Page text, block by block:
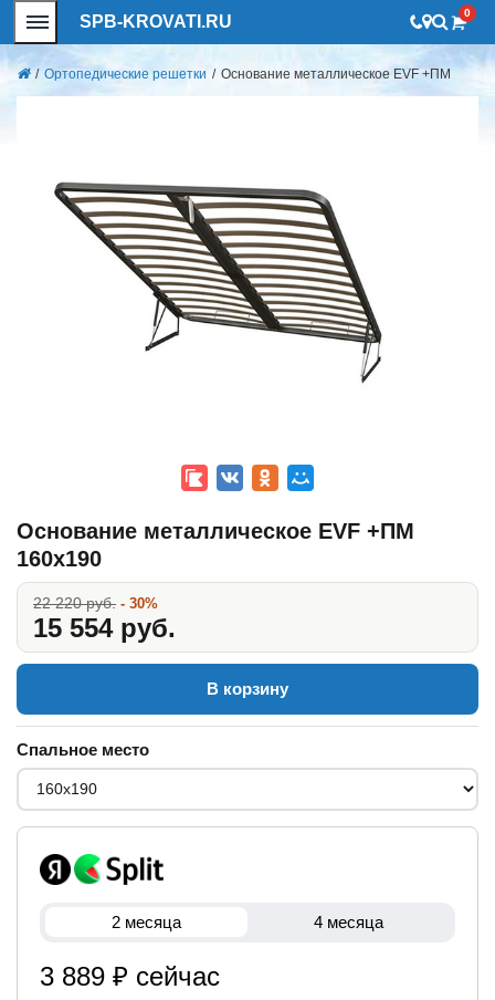
SPB-KROVATI.RU 0
/ Ортопедические решетки / Основание металлическое EVF +ПМ
Основание металлическое EVF +ПМ
160x190
22 220 руб. - 30%
15 554 руб.
В корзину
Спальное место
2 месяца 4 месяца
3 889 ₽ сейчас